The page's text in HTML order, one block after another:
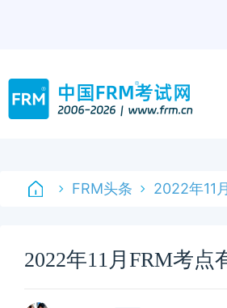
FRM头条 2022年11
2022年11月FRM考点